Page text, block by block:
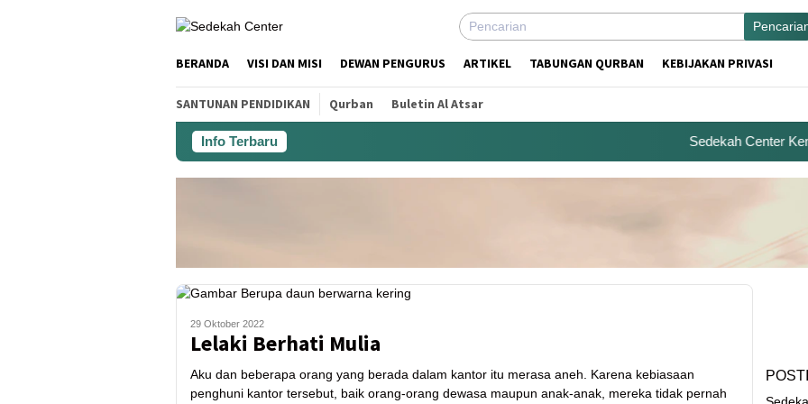
BERANDA VISI DAN MISI DEWAN PENGURUS ARTIKEL TABUNGAN QURBAN KEBIJAKAN PRIVASI
SANTUNAN PENDIDIKAN Qurban Buletin Al Atsar
Info Terbaru Sedekah Center
29 Oktober 2022
Lelaki Berhati Mulia
Aku dan beberapa orang yang berada dalam kantor itu merasa aneh. Karena kebiasaan
penghuni kantor tersebut, baik orang-orang dewasa maupun anak-anak, mereka tidak pernah